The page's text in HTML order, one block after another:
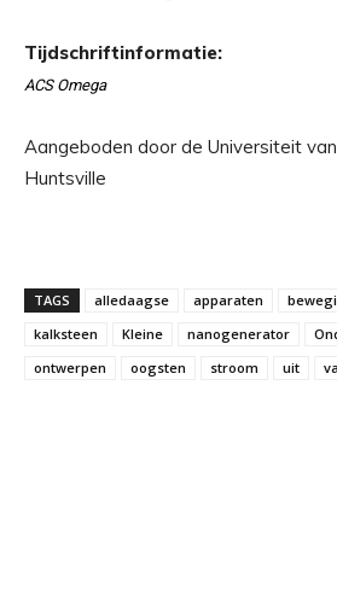
Tijdschriftinformatie:
ACS Omega
Aangeboden door de Universiteit
Huntsville
TAGS alledaagse apparaten
kalksteen
Kleine nanogenerator
ontwerpen
oogsten stroom uit